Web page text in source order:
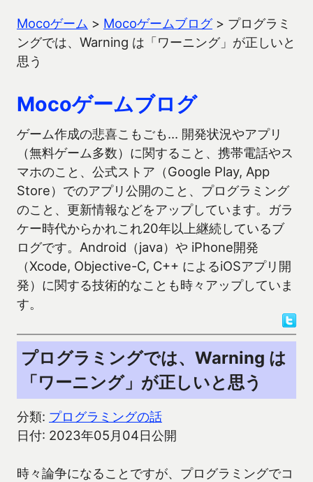
Mocoゲーム > Mocoゲームブログ> プログラミ
ングでは、Warning は「ワーニング」が正しいと
思う
Mocoゲームブログ
ゲーム作成の悲喜こもごも… 開発状況やアプリ
（無料ゲーム多数）に関すること、携帯電話やス
マホのこと、公式ストア（Google Play, App
Store）でのアプリ公開のこと、プログラミング
のこと、更新情報などをアップしています。ガラ
ケー時代からかれこれ20年以上継続しているブ
ログです。Android（java）や iPhone開発
（Xcode, Objective-C, C++ によるiOSアプリ開
発）に関する技術的なことも時々アップしていま
す。
プログラミングでは、Warning は
「ワーニング」が正しいと思う
分類: プログラミングの話
日付: 2023年05月04日公開
時々論争になることですが、プログラミングでコ